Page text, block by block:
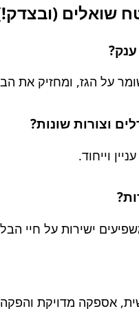
שואלים
על הגז, ומחזיק את
וצורות שונות?
וייחוד.
ישירות על חיי
אספקה מדויקת